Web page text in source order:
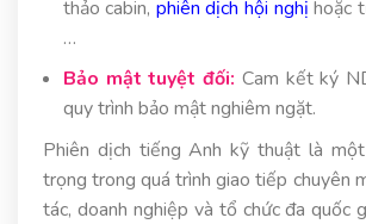
thảo cabin, phiên dịch hội nghị hoặc
…
Bảo mật tuyệt đối: Cam kết ký
quy trình bảo mật nghiêm ngặt.
Phiên dịch tiếng Anh kỹ thuật là
trọng trong quá trình giao tiếp chuyên
tác, doanh nghiệp và tổ chức đa quốc